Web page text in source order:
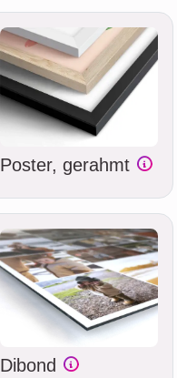
Poster, gerahmt
Dibond